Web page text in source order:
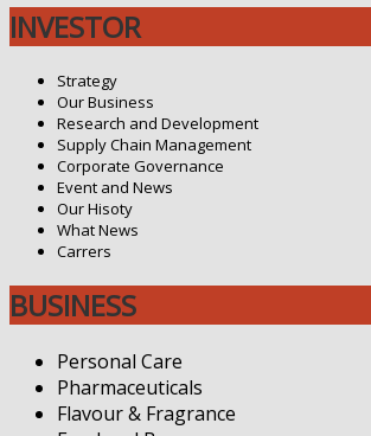
INVESTOR
Strategy
Our Business
Research and Development
Supply Chain Management
Corporate Governance
Event and News
Our Hisoty
What News
Carrers
BUSINESS
Personal Care
Pharmaceuticals
Flavour & Fragrance